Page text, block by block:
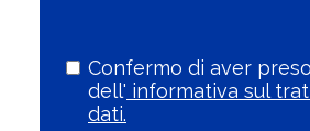
Confermo di aver
dell' informativa sul
dati.